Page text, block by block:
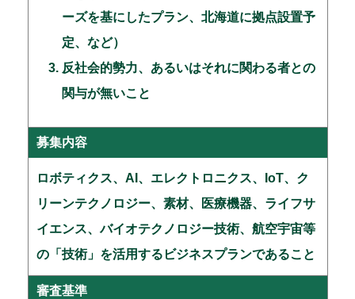
ーズを基にしたプラン、北海道に拠点設置予
定、など）
反社会的勢力、あるいはそれに関わる者との
関与が無いこと
募集内容
ロボティクス、AI、エレクトロニクス、IoT、ク
リーンテクノロジー、素材、医療機器、ライフサ
イエンス、バイオテクノロジー技術、航空宇宙等
の「技術」を活用するビジネスプランであること
審査基準